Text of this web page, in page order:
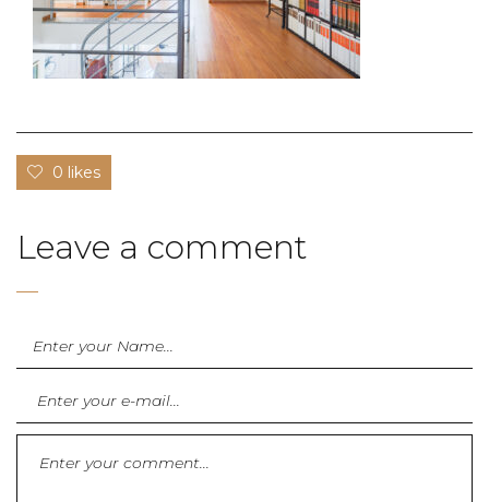
0 likes
Leave a comment